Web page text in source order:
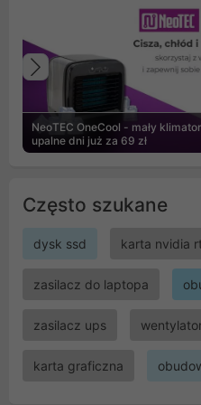
NeoTEC OneCool - mały
upalne dni już za 69 zł
Poprzedni
Często szukane
dysk ssd karta nvidia
zasilacz do laptopa
zasilacz ups
karta graficzna